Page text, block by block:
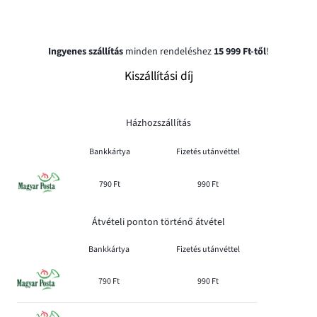
Ingyenes szállítás minden rendeléshez 15 999 Ft-től!
Kiszállítási díj
Házhozszállítás
Bankkártya Fizetés utánvéttel
790 Ft 990 Ft
Átvételi ponton történő átvétel
Bankkártya Fizetés utánvéttel
790 Ft 990 Ft